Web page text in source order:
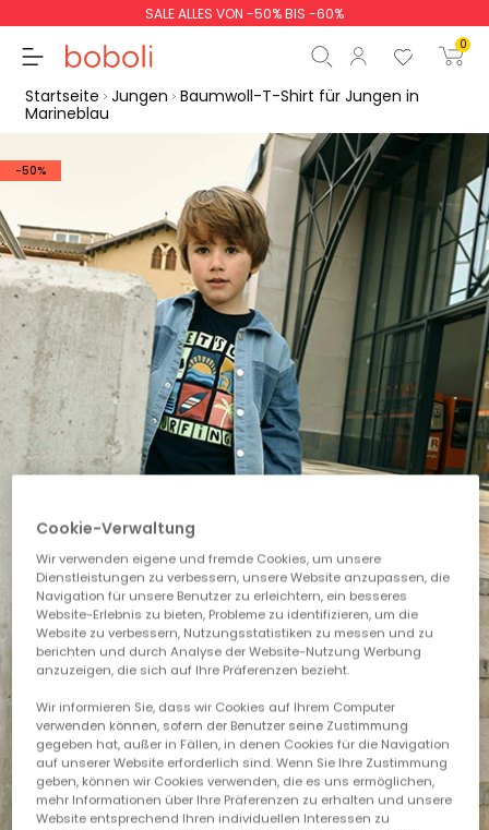
SALE ALLES VON -50% BIS -60%
0
0,00 €
Gesamtbetrag 0,00 €
weiter Start der Bestellung
Startseite Jungen Baumwoll-T-Shirt für Jungen in
Marineblau
-50%
1 2 3 4 5
Cookie-Verwaltung
Wir verwenden eigene und fremde Cookies, um unsere
Dienstleistungen zu verbessern, unsere Website anzupassen, die
Navigation für unsere Benutzer zu erleichtern, ein besseres
Website-Erlebnis zu bieten, Probleme zu identifizieren, um die
Website zu verbessern, Nutzungsstatistiken zu messen und zu
berichten und durch Analyse der Website-Nutzung Werbung
anzuzeigen, die sich auf Ihre Präferenzen bezieht.
Wir informieren Sie, dass wir Cookies auf Ihrem Computer
verwenden können, sofern der Benutzer seine Zustimmung
gegeben hat, außer in Fällen, in denen Cookies für die Navigation
auf unserer Website erforderlich sind. Wenn Sie Ihre Zustimmung
geben, können wir Cookies verwenden, die es uns ermöglichen,
mehr Informationen über Ihre Präferenzen zu erhalten und unsere
Website entsprechend Ihren individuellen Interessen zu